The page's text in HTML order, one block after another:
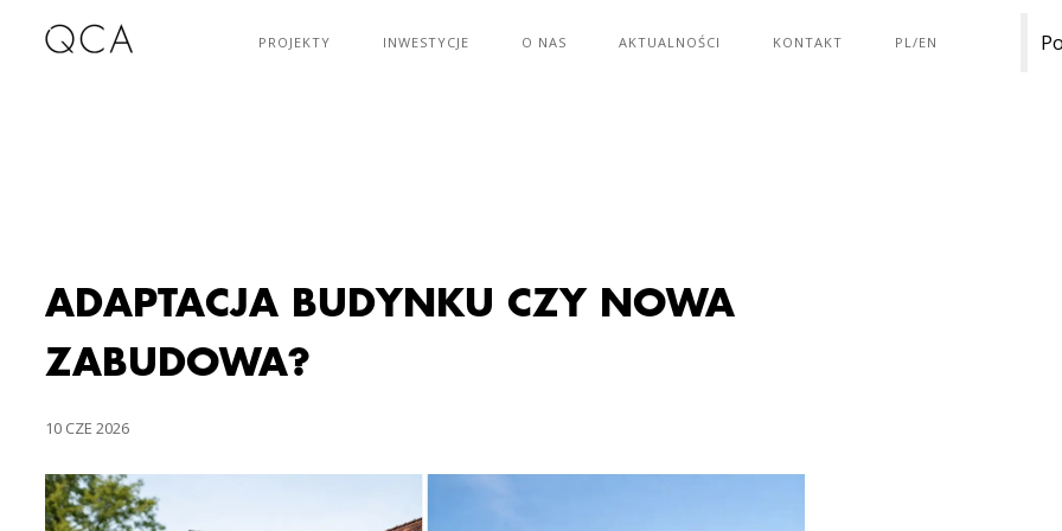
PROJEKTY INWESTYCJE O NAS AKTUALNOŚCI KONTAKT PL/EN
ADAPTACJA BUDYNKU CZY NOWA
ZABUDOWA?
10 CZE 2026